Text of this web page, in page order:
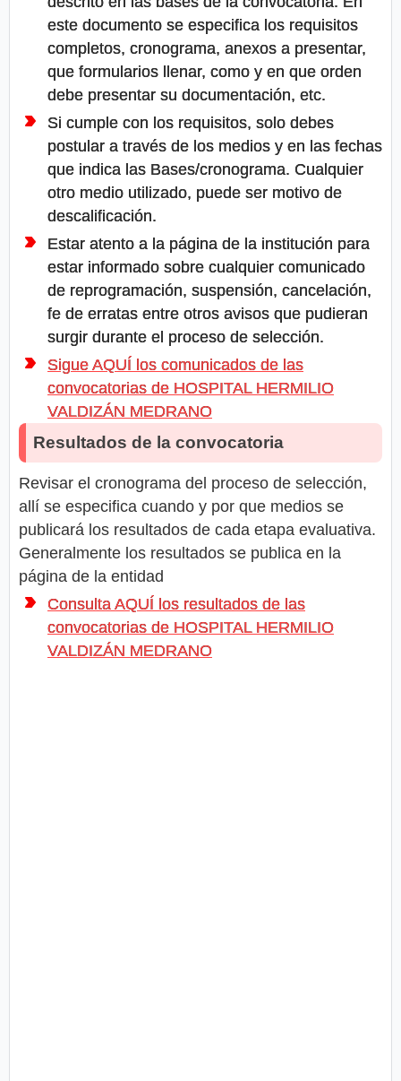
este documento se especifica los requisitos
completos, cronograma, anexos a presentar,
que formularios llenar, como y en que orden
debe presentar su documentación, etc.
Si cumple con los requisitos, solo debes
postular a través de los medios y en las fechas
que indica las Bases/cronograma. Cualquier
otro medio utilizado, puede ser motivo de
descalificación.
Estar atento a la página de la institución para
estar informado sobre cualquier comunicado
de reprogramación, suspensión, cancelación,
fe de erratas entre otros avisos que pudieran
surgir durante el proceso de selección.
Sigue AQUÍ los comunicados de las
convocatorias de HOSPITAL HERMILIO
VALDIZÁN MEDRANO
Resultados de la convocatoria
Revisar el cronograma del proceso de selección,
allí se especifica cuando y por que medios se
publicará los resultados de cada etapa evaluativa.
Generalmente los resultados se publica en la
página de la entidad
Consulta AQUÍ los resultados de las
convocatorias de HOSPITAL HERMILIO
VALDIZÁN MEDRANO